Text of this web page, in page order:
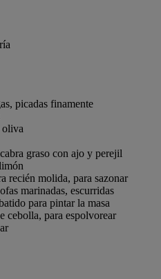
picadas finamente
oliva
graso con ajo y perejil
recién molida, para sazonar
marinadas, escurridas
para pintar la masa
cebolla, para espolvorear